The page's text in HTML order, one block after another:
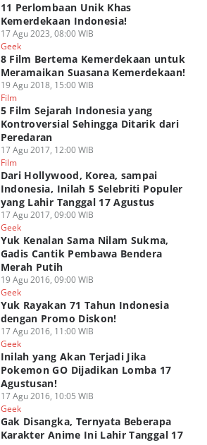
11 Perlombaan Unik Khas
Kemerdekaan Indonesia!
17 Agu 2023, 08:00 WIB
Geek
8 Film Bertema Kemerdekaan untuk
Meramaikan Suasana Kemerdekaan!
19 Agu 2018, 15:00 WIB
Film
5 Film Sejarah Indonesia yang
Kontroversial Sehingga Ditarik dari
Peredaran
17 Agu 2017, 12:00 WIB
Film
Dari Hollywood, Korea, sampai
Indonesia, Inilah 5 Selebriti Populer
yang Lahir Tanggal 17 Agustus
17 Agu 2017, 09:00 WIB
Geek
Yuk Kenalan Sama Nilam Sukma,
Gadis Cantik Pembawa Bendera
Merah Putih
19 Agu 2016, 09:00 WIB
Geek
Yuk Rayakan 71 Tahun Indonesia
dengan Promo Diskon!
17 Agu 2016, 11:00 WIB
Geek
Inilah yang Akan Terjadi Jika
Pokemon GO Dijadikan Lomba 17
Agustusan!
17 Agu 2016, 10:05 WIB
Geek
Gak Disangka, Ternyata Beberapa
Karakter Anime Ini Lahir Tanggal 17